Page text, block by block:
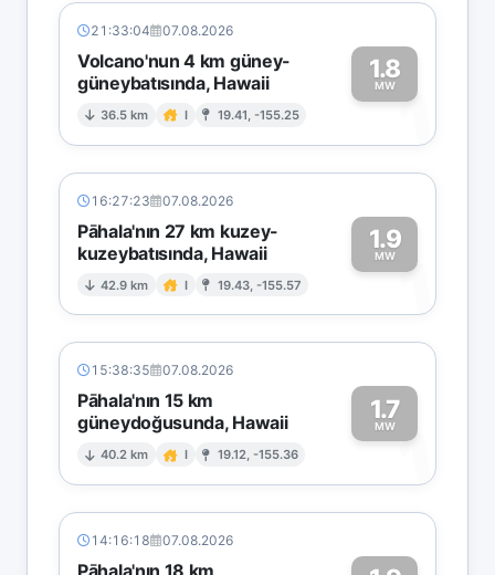
21:33:04 07.08.2026
Volcano'nun 4 km güney-
güneybatısında, Hawaii
36.5 km I 19.41, -155.25
1.8
MW1
16:27:23 07.08.2026
Pāhala'nın 27 km kuzey-
kuzeybatısında, Hawaii
42.9 km I 19.43, -155.57
1.9
MW1
15:38:35 07.08.2026
Pāhala'nın 15 km
güneydoğusunda, Hawaii
40.2 km I 19.12, -155.36
1.7
MW1
14:16:18 07.08.2026
Pāhala'nın 18 km